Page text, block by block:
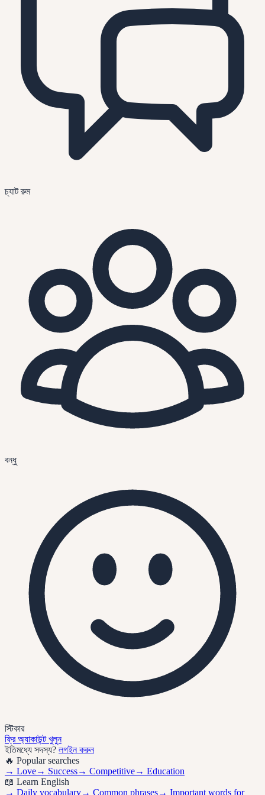
চ্যাট রুম
বন্ধু
স্টিকার
ফ্রি অ্যাকাউন্ট খুলুন
ইতিমধ্যে সদস্য? লগইন করুন
🔥 Popular searches
→ Love→ Success→ Competitive→ Education
📖 Learn English
→ Daily vocabulary→ Common phrases→ Important words for